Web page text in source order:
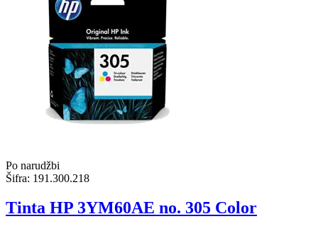
Po narudžbi
Šifra: 191.300.218
Tinta HP 3YM60AE no. 305 Color